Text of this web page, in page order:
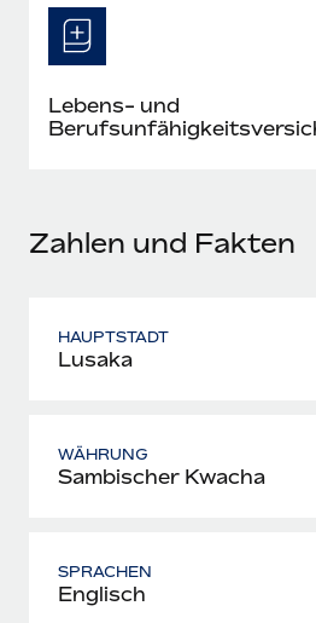
Mehr erfahren
Lebens- und
Zahlen und Fakten
HAUPTSTADT
Lusaka
WÄHRUNG
Sambischer Kwacha
SPRACHEN
Englisch